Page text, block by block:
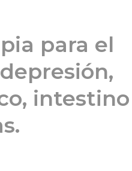
para el
intestino